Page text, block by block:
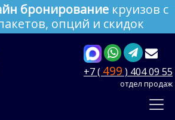
бронирование круизов с
опций и скидок
+7 ( 499 ) 404 09 55
отдел продаж